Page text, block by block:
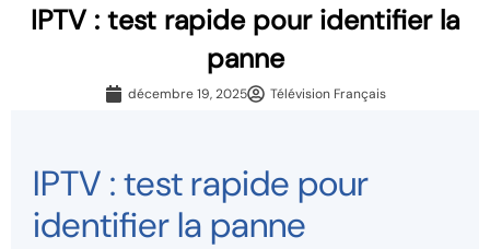
IPTV : test rapide pour identifier la
panne
décembre 19, 2025 Télévision Français
IPTV : test rapide pour
identifier la panne